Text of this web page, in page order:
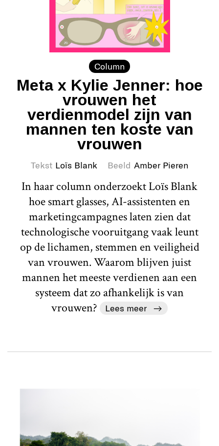
Column
Meta x Kylie Jenner: hoe
vrouwen het
verdienmodel zijn van
mannen ten koste van
vrouwen
Tekst Loïs Blank Beeld Amber Pieren
In haar column onderzoekt Loïs Blank
hoe smart glasses, AI-assistenten en
marketingcampagnes laten zien dat
technologische vooruitgang vaak leunt
op de lichamen, stemmen en veiligheid
van vrouwen. Waarom blijven juist
mannen het meeste verdienen aan een
systeem dat zo afhankelijk is van
vrouwen?
Lees meer